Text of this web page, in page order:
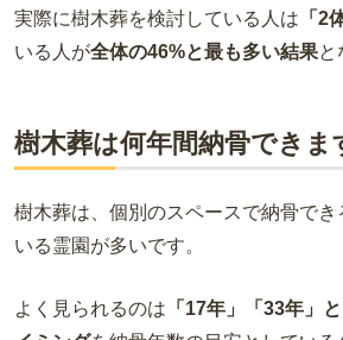
実際に樹木葬を検討している人は 「2
いる人が全体の46%と最も多い結果と
樹木葬は何年間納骨できま
樹木葬は、個別のスペースで納骨でき
いる霊園が多いです。
よく見られるのは 「17年」「33年」